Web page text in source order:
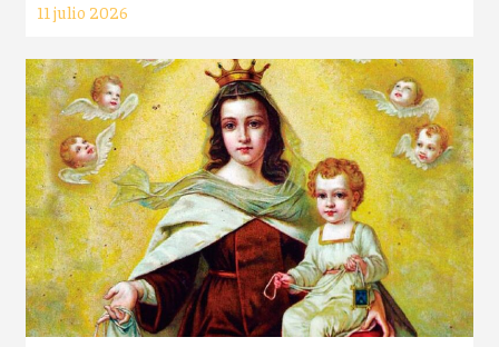
11 julio 2026